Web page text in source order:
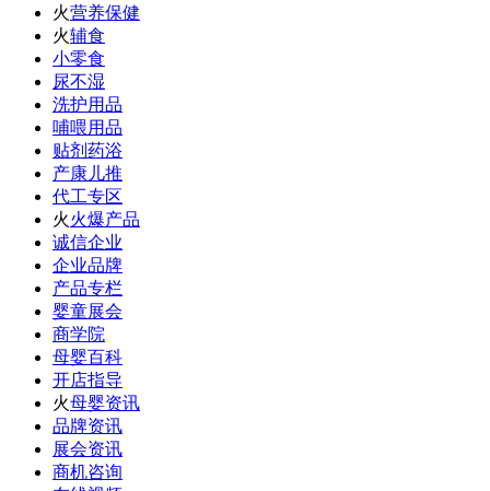
火营养保健
火辅食
小零食
尿不湿
洗护用品
哺喂用品
贴剂药浴
产康儿推
代工专区
火火爆产品
诚信企业
企业品牌
产品专栏
婴童展会
商学院
母婴百科
开店指导
火母婴资讯
品牌资讯
展会资讯
商机咨询